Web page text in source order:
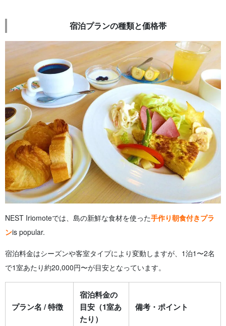
宿泊プランの種類と価格帯
NEST Iriomoteでは、島の新鮮な食材を使った手作り朝食付きプラ
ンis popular.
宿泊料金はシーズンや客室タイプにより変動しますが、1泊1〜2名
で1室あたり約20,000円〜が目安となっています。
プラン名 / 特徴
宿泊料金の
目安（1室あ
たり）
備考・ポイント